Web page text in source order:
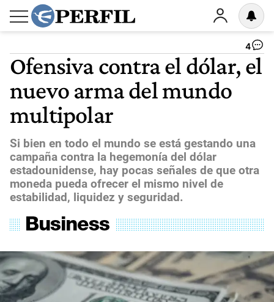
4
Ofensiva contra el dólar, el
nuevo arma del mundo
multipolar
Si bien en todo el mundo se está gestando una
campaña contra la hegemonía del dólar
estadounidense, hay pocas señales de que otra
moneda pueda ofrecer el mismo nivel de
estabilidad, liquidez y seguridad.